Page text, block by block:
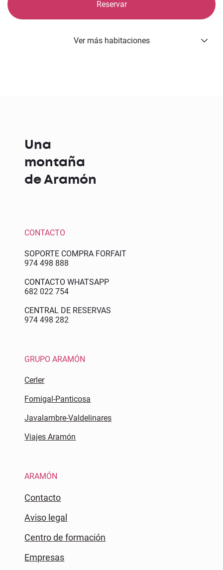
Reservar
Ver más habitaciones
Una
montaña
de Aramón
CONTACTO
SOPORTE COMPRA FORFAIT
974 498 888
CONTACTO WHATSAPP
682 022 754
CENTRAL DE RESERVAS
974 498 282
GRUPO ARAMÓN
Cerler
Fomigal-Panticosa
Javalambre-Valdelinares
Viajes Aramón
ARAMÓN
Contacto
Aviso legal
Centro de formación
Empresas